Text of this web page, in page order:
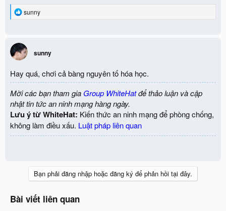
R
t
i
o
s
:
sunny
sunny
Hay quá, chơi cả bàng nguyên tố hóa học.
Mời các bạn tham gia Group WhiteHatđể thảo luận và cập
nhật tin tức an ninh mạng hàng ngày.
Lưu ý từ WhiteHat: Kiến thức an ninh mạng để phòng chống,
không làm điều xấu. Luật pháp liên quan
Bạn phải đăng nhập hoặc đăng ký để phản hồi tại đây.
Bài viết liên quan